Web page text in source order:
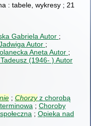
: tabele, wykresy ; 21
GabrielaAutor
Autor
AnetaAutor
(1946- ) Autor
Chorzyz chorobą
Choroby
Opieka nad